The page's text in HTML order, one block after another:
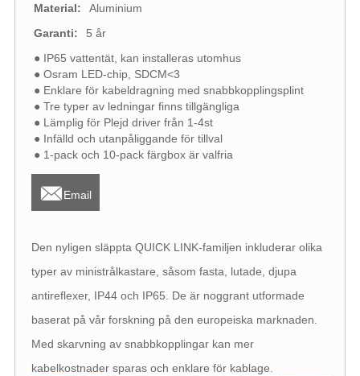
Material:
Aluminium
Garanti:
5 år
● IP65 vattentät, kan installeras utomhus
● Osram LED-chip, SDCM<3
● Enklare för kabeldragning med snabbkopplingsplint
● Tre typer av ledningar finns tillgängliga
● Lämplig för Plejd driver från 1-4st
● Infälld och utanpåliggande för tillval
● 1-pack och 10-pack färgbox är valfria
Email
Den nyligen släppta QUICK LINK-familjen inkluderar olika
typer av ministrålkastare, såsom fasta, lutade, djupa
antireflexer, IP44 och IP65. De är noggrant utformade
baserat på vår forskning på den europeiska marknaden.
Med skarvning av snabbkopplingar kan mer
kabelkostnader sparas och enklare för kablage.